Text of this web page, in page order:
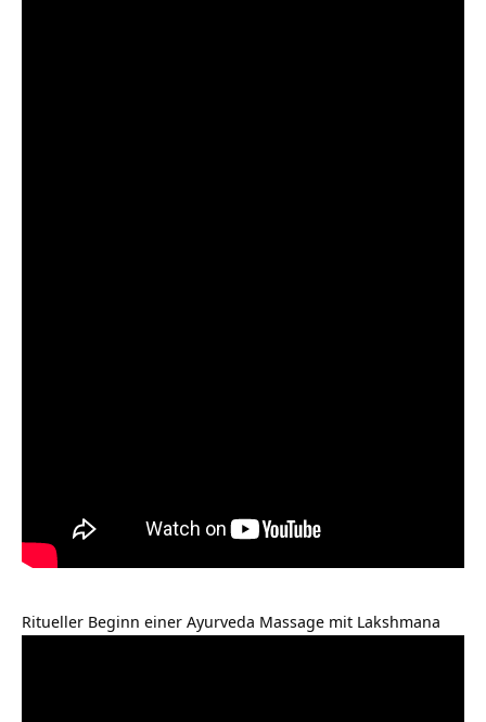
Ritueller Beginn einer Ayurveda Massage mit Lakshmana